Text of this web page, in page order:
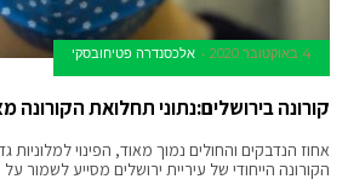
4 באוקטובר 2020 אלכסנדרה פטיחובסקי
קורונה בירושלים:נתוני תחלואת הקורונה
אחוז הנדבקים והחולים נמוך מאוד, הפינוי למלוניות
הקורונה הייחודי של עיריית ירושלים מסייע לשמור על